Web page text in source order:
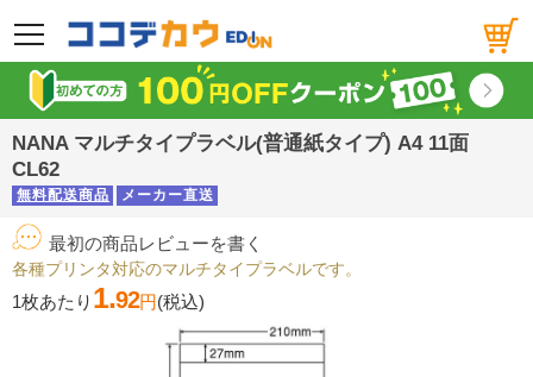
メニュー
NANA マルチタイプラベル(普通紙タイプ) A4 11面
CL62
無料配送商品 メーカー直送
最初の商品レビューを書く
各種プリンタ対応のマルチタイプラベルです。
1枚あたり 1.92円(税込)